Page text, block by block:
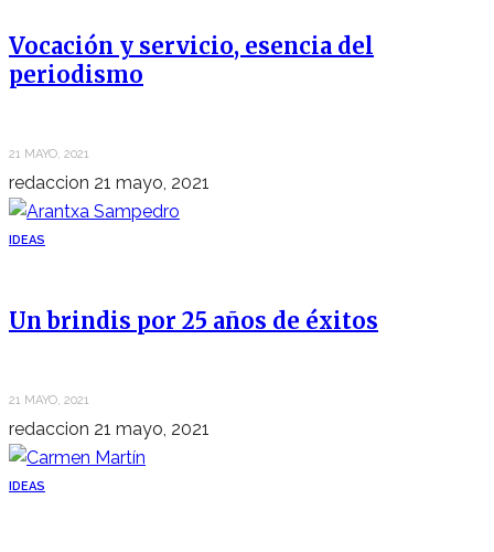
Vocación y servicio, esencia del
periodismo
21 MAYO, 2021
redaccion 21 mayo, 2021
IDEAS
Un brindis por 25 años de éxitos
21 MAYO, 2021
redaccion 21 mayo, 2021
IDEAS